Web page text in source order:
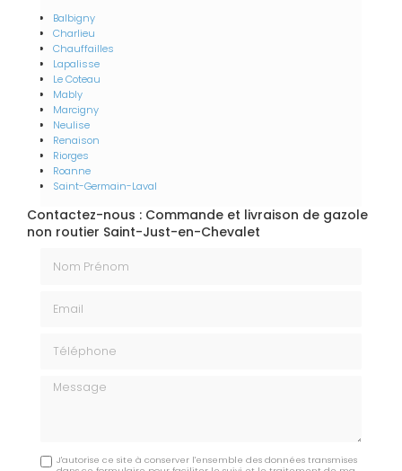
Balbigny
Charlieu
Chauffailles
Lapalisse
Le Coteau
Mably
Marcigny
Neulise
Renaison
Riorges
Roanne
Saint-Germain-Laval
Contactez-nous : Commande et livraison de gazole
non routier Saint-Just-en-Chevalet
Message
J'autorise ce site à conserver l'ensemble des données transmises